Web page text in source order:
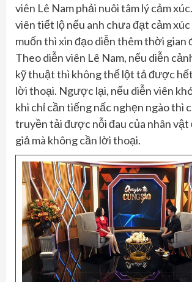
viên Lê Nam phải nuôi tâm lý cảm
viên tiết lộ nếu anh chưa đạt cảm
muốn thì xin đạo diễn thêm thời gian
Theo diễn viên Lê Nam, nếu diễn
kỹ thuật thì không thể lột tả được
lời thoại. Ngược lại, nếu diễn viên
khi chỉ cần tiếng nấc nghẹn ngào thì
truyền tải được nỗi đau của nhân vật
giả mà không cần lời thoại.